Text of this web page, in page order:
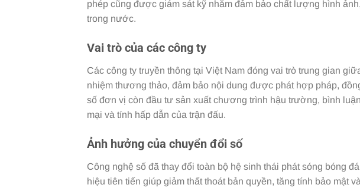
phép cũng được giám sát kỹ nhằm đảm bảo chất lượng hình
trong nước.
Vai trò của các công ty
Các công ty truyền thông tại Việt Nam đóng vai trò trung gian
nhiệm thương thảo, đảm bảo nội dung được phát hợp pháp,
số đơn vị còn đầu tư sản xuất chương trình hậu trường, bình
mại và tính hấp dẫn của trận đấu.
Ảnh hưởng của chuyển đổi số
Công nghệ số đã thay đổi toàn bộ hệ sinh thái phát sóng bóng
hiệu tiên tiến giúp giảm thất thoát bản quyền, tăng tính bảo mật